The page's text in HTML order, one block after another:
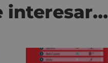
interesar…